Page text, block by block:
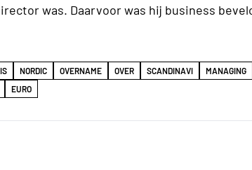
was. Daarvoor was hij business
NORDIC OVERNAME OVER SCANDINAVI MANAGING
EURO